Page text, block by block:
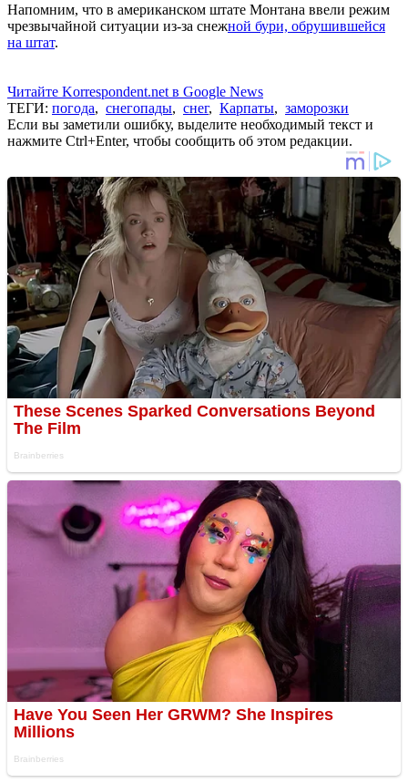
Напомним, что в американском штате Монтана ввели режим
чрезвычайной ситуации из-за снежной бури, обрушившейся
на штат.
Читайте Korrespondent.net в Google News
ТЕГИ: погода, снегопады, снег, Карпаты, заморозки
Если вы заметили ошибку, выделите необходимый текст и
нажмите Ctrl+Enter, чтобы сообщить об этом редакции.